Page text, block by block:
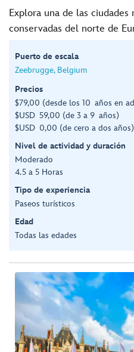
Explora una de las
conservadas del norte de
Puerto de escala
Zeebrugge, Belgium
Precios
$79,00 (desde los 10 años en
$USD 59,00 (de 3 a 9 años)
$USD 0,00 (de cero a dos años)
Nivel de actividad y duración
Moderado
4.5 a 5 Horas
Tipo de experiencia
Paseos turísticos
Edad
Todas las edades